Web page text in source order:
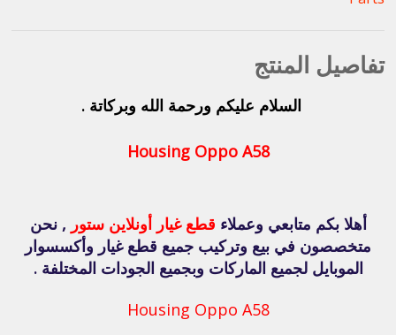
تفاصيل المنتج
السلام عليكم ورحمة الله وبركاتة .
Housing Oppo A58
أهلا بكم متابعي وعملاء قطع غيار أونلاين ستور , نحن
متخصصون في بيع وتركيب جميع قطع غيار وأكسسوار
الموبايل لجميع الماركات وبجميع الجودات المختلفة .
Housing Oppo A58